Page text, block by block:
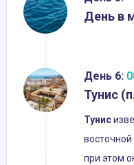
День в
День 6:
Тунис
Тунис
при этом